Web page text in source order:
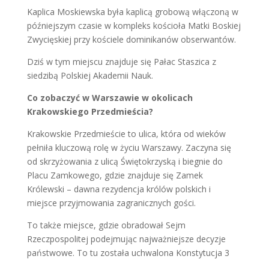
Kaplica Moskiewska była kaplicą grobową włączoną w
późniejszym czasie w kompleks kościoła Matki Boskiej
Zwycięskiej przy kościele dominikanów obserwantów.
Dziś w tym miejscu znajduje się Pałac Staszica z
siedzibą Polskiej Akademii Nauk.
Co zobaczyć w Warszawie w okolicach
Krakowskiego Przedmieścia?
Krakowskie Przedmieście to ulica, która od wieków
pełniła kluczową rolę w życiu Warszawy. Zaczyna się
od skrzyżowania z ulicą Świętokrzyską i biegnie do
Placu Zamkowego, gdzie znajduje się Zamek
Królewski – dawna rezydencja królów polskich i
miejsce przyjmowania zagranicznych gości.
To także miejsce, gdzie obradował Sejm
Rzeczpospolitej podejmując najważniejsze decyzje
państwowe. To tu została uchwalona Konstytucja 3